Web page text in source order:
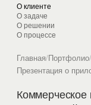
О клиенте
О задаче
О решении
О процессе
Главная/Портфолио/
Презентация о